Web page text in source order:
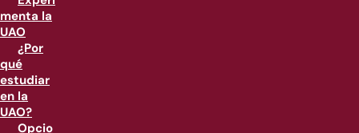
menta la
UAO
¿Por
qué
estudiar
en la
UAO?
Opcio